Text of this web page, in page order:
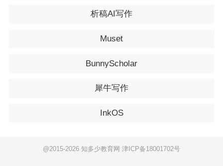
析稿AI写作
Muset
BunnyScholar
犀牛写作
InkOS
@2015-2026 知多少教育网 津ICP备18001702号